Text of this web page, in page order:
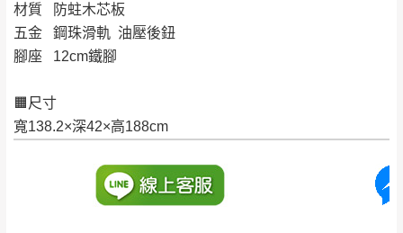
材質 防蛀木芯板
五金 鋼珠滑軌 油壓後鈕
腳座 12cm鐵腳
🟧尺寸
寬138.2×深42×高188cm
暫無配送地區
雄、屏東、宜蘭、 花蓮、台東、金門、馬祖、澎湖地區
（可於LINE線上詢問 →
加收說明
包裝、廠商紙及所有附隨文件或資料之完整
性)，若未依照上述方式處理，恕無法接受退
貨。
際商品的顏色、質感稍有不同，如因此而需
訂購前詳加確認。(包含商品尺寸是否合適)。
訂購前請確認商品尺寸，大型物件因為人工